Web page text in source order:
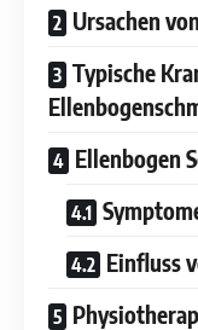
Ursachen
Typische
Ellenbogen
Einfluss